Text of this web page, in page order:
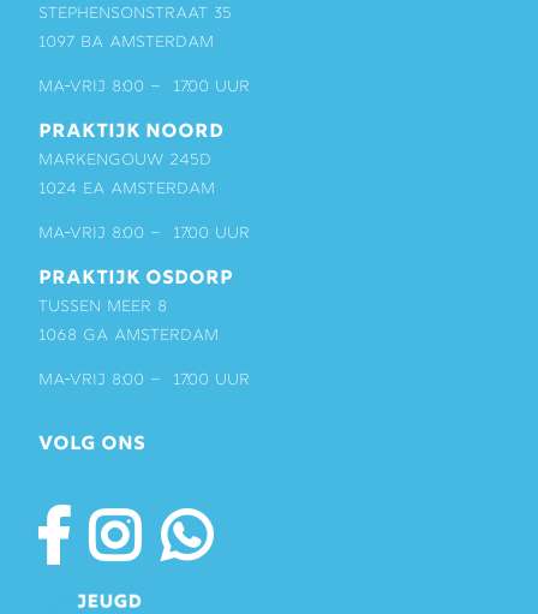
Stephensonstraat 35
1097 BA Amsterdam
ma-vrij 8:00 – 17:00 uur
PRAKTIJK NOORD
Markengouw 245D
1024 EA Amsterdam
ma-vrij 8:00 – 17:00 uur
PRAKTIJK OSDORP
Tussen Meer 8
1068 GA Amsterdam
ma-vrij 8:00 – 17:00 uur
VOLG ONS